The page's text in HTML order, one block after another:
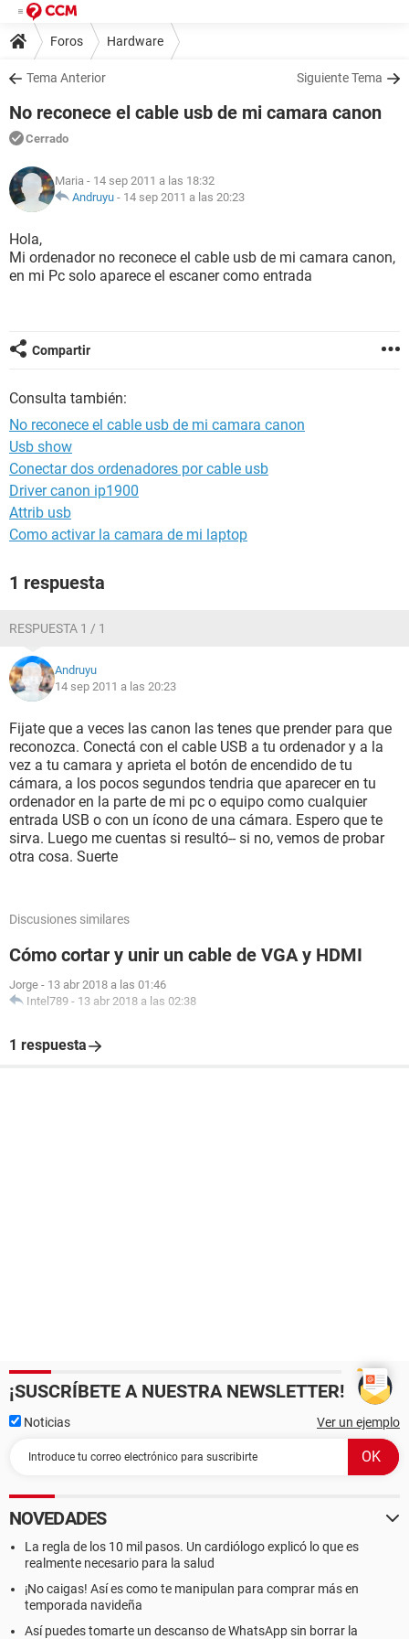
Foros Hardware
Tema Anterior Siguiente Tema
No reconece el cable usb de mi camara canon
Cerrado
Maria - 14 sep 2011 a las 18:32
Andruyu - 14 sep 2011 a las 20:23
Hola,
Mi ordenador no reconece el cable usb de mi camara canon,
en mi Pc solo aparece el escaner como entrada
Compartir
Consulta también:
No reconece el cable usb de mi camara canon
Usb show
Conectar dos ordenadores por cable usb
Driver canon ip1900
Attrib usb
Como activar la camara de mi laptop
1 respuesta
RESPUESTA 1 / 1
Andruyu
14 sep 2011 a las 20:23
Fijate que a veces las canon las tenes que prender para que
reconozca. Conectá con el cable USB a tu ordenador y a la
vez a tu camara y aprieta el botón de encendido de tu
cámara, a los pocos segundos tendria que aparecer en tu
ordenador en la parte de mi pc o equipo como cualquier
entrada USB o con un ícono de una cámara. Espero que te
sirva. Luego me cuentas si resultó-- si no, vemos de probar
otra cosa. Suerte
Discusiones similares
Cómo cortar y unir un cable de VGA y HDMI
Jorge - 13 abr 2018 a las 01:46
Intel789 - 13 abr 2018 a las 02:38
1 respuesta
¡SUSCRÍBETE A NUESTRA NEWSLETTER!
Noticias Ver un ejemplo
NOVEDADES
La regla de los 10 mil pasos. Un cardiólogo explicó lo que es
realmente necesario para la salud
¡No caigas! Así es como te manipulan para comprar más en
temporada navideña
Así puedes tomarte un descanso de WhatsApp sin borrar la